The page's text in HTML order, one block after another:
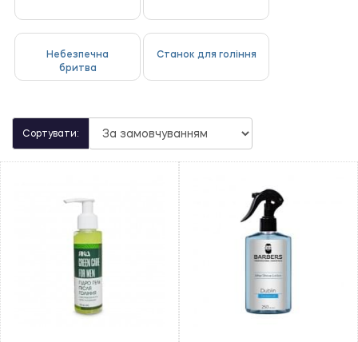
Небезпечна
бритва
Станок для гоління
Сортувати: